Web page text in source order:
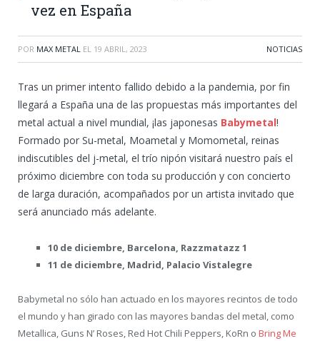
vez en España
POR MAX METAL EL 19 ABRIL, 2023 NOTICIAS
Tras un primer intento fallido debido a la pandemia, por fin
llegará a España una de las propuestas más importantes del
metal actual a nivel mundial, ¡las japonesas Babymetal!
Formado por Su-metal, Moametal y Momometal, reinas
indiscutibles del j-metal, el trío nipón visitará nuestro país el
próximo diciembre con toda su producción y con concierto
de larga duración, acompañados por un artista invitado que
será anunciado más adelante.
10 de diciembre, Barcelona, Razzmatazz 1
11 de diciembre, Madrid, Palacio Vistalegre
Babymetal no sólo han actuado en los mayores recintos de todo
el mundo y han girado con las mayores bandas del metal, como
Metallica, Guns N’ Roses, Red Hot Chili Peppers, KoRn o Bring Me